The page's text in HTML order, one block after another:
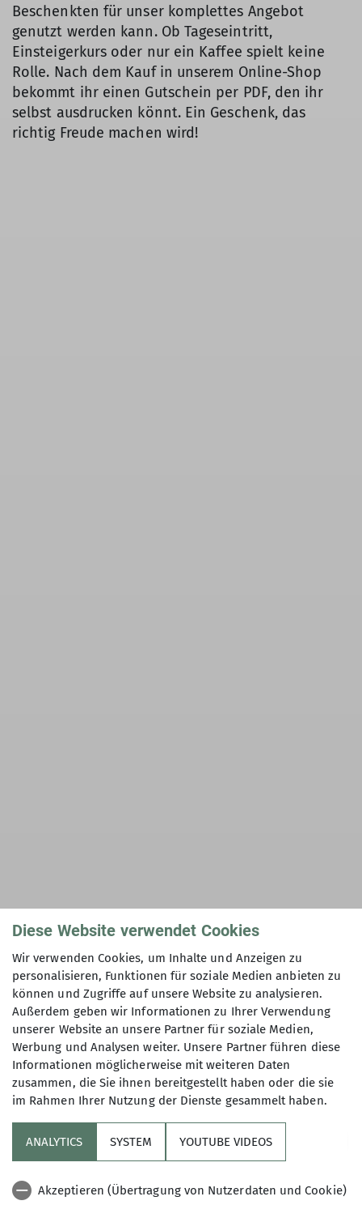
Beschenkten für unser komplettes Angebot
genutzt werden kann. Ob Tageseintritt,
Einsteigerkurs oder nur ein Kaffee spielt keine
Rolle. Nach dem Kauf in unserem Online-Shop
bekommt ihr einen Gutschein per PDF, den ihr
selbst ausdrucken könnt. Ein Geschenk, das
richtig Freude machen wird!
Alpenverein Aschaffenburg
Diese Website verwendet Cookies
Wir verwenden Cookies, um Inhalte und Anzeigen zu
personalisieren, Funktionen für soziale Medien anbieten zu
können und Zugriffe auf unsere Website zu analysieren.
Außerdem geben wir Informationen zu Ihrer Verwendung
unserer Website an unsere Partner für soziale Medien,
Werbung und Analysen weiter. Unsere Partner führen diese
Informationen möglicherweise mit weiteren Daten
zusammen, die Sie ihnen bereitgestellt haben oder die sie
im Rahmen Ihrer Nutzung der Dienste gesammelt haben.
ANALYTICS SYSTEM YOUTUBE VIDEOS
Akzeptieren (Übertragung von Nutzerdaten und Cookie)